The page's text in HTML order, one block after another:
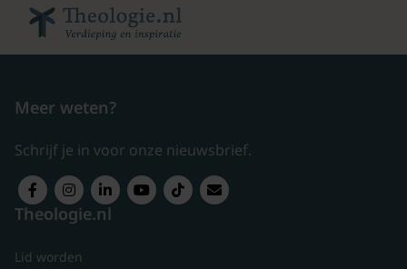
Meer weten?
Schrijf je in voor onze nieuwsbrief.
Theologie.nl
Lid worden